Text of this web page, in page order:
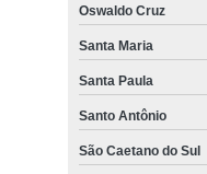
Oswaldo Cruz
Santa Maria
Santa Paula
Santo Antônio
São Caetano do Sul